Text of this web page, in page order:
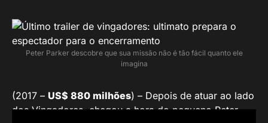
Peter Parker descobre que sua missão não é tão fácil quanto ele
imagina
(2017 – US$ 880 milhões) – Depois de atuar ao lado
dos Vingadores, chegou a hora do pequeno Peter